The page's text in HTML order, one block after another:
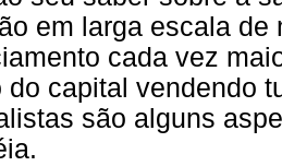
em larga escala
cada vez
do capital vendendo
são alguns